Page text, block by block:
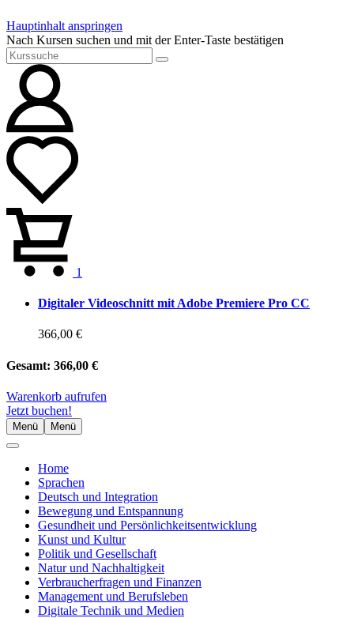
Hauptinhalt anspringen
Nach Kursen suchen und mit der Enter-Taste bestätigen
1
Digitaler Videoschnitt mit Adobe Premiere Pro CC
366,00 €
Gesamt: 366,00 €
Warenkorb aufrufen
Jetzt buchen!
Menü Menü
Home
Sprachen
Deutsch und Integration
Bewegung und Entspannung
Gesundheit und Persönlichkeitsentwicklung
Kunst und Kultur
Politik und Gesellschaft
Natur und Nachhaltigkeit
Verbraucherfragen und Finanzen
Management und Berufsleben
Digitale Technik und Medien